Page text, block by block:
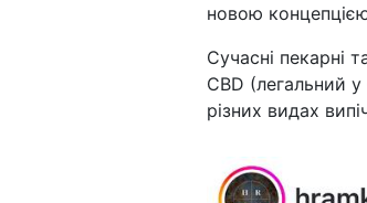
новою
Сучасні пекарні
CBD (легальний
різних видах